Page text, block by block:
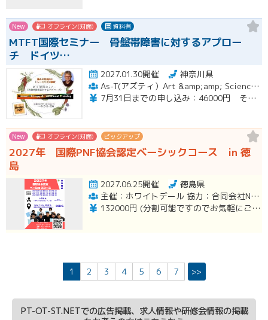
New オフライン(対面) 資料有
MTFT国際セミナー 骨盤帯障害に対するアプロー
チ ドイツ…
2027.01.30開催
神奈川県
As-T(アズティ）Art &amp;amp; Science for therapists
7月31日までの申し込み：46000円 その後49000円
New オフライン(対面) ピックアップ
2027年 国際PNF協会認定ベーシックコース in 徳
島
2027.06.25開催
徳島県
主催：ホワイトデール 協力：合同会社NOBILVA
132000円 (分割可能ですのでお気軽にご相談ください。)
1 2 3 4 5 6 7 >>
PT-OT-ST.NETでの広告掲載、求人情報や研修会情報の掲載